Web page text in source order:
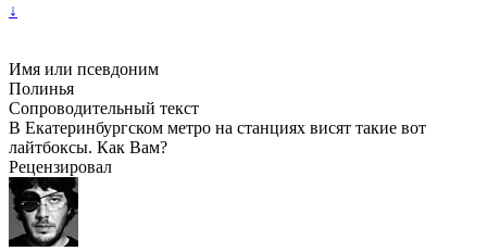
↓
Имя или псевдоним
Полинья
Сопроводительный текст
В Екатеринбургском метро на станциях висят такие вот
лайтбоксы. Как Вам?
Рецензировал